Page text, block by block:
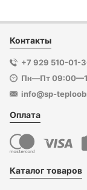
Контакты
+7 929 510-01-
Пн—Пт
info@sp-
Оплата
Каталог товаров